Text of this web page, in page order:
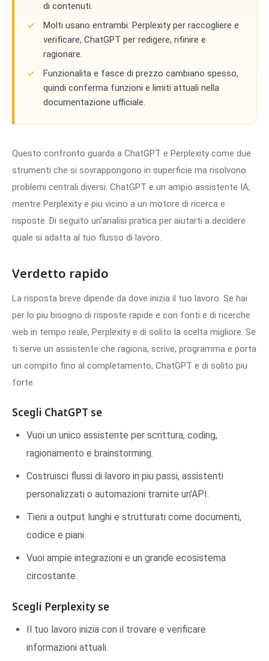
di contenuti.
Molti usano entrambi: Perplexity per raccogliere e
verificare, ChatGPT per redigere, rifinire e
ragionare.
Funzionalita e fasce di prezzo cambiano spesso,
quindi conferma funzioni e limiti attuali nella
documentazione ufficiale.
Questo confronto guarda a ChatGPT e Perplexity come due
strumenti che si sovrappongono in superficie ma risolvono
problemi centrali diversi. ChatGPT e un ampio assistente IA,
mentre Perplexity e piu vicino a un motore di ricerca e
risposte. Di seguito un'analisi pratica per aiutarti a decidere
quale si adatta al tuo flusso di lavoro.
Verdetto rapido
La risposta breve dipende da dove inizia il tuo lavoro. Se hai
per lo piu bisogno di risposte rapide e con fonti e di ricerche
web in tempo reale, Perplexity e di solito la scelta migliore. Se
ti serve un assistente che ragiona, scrive, programma e porta
un compito fino al completamento, ChatGPT e di solito piu
forte.
Scegli ChatGPT se
Vuoi un unico assistente per scrittura, coding,
ragionamento e brainstorming.
Costruisci flussi di lavoro in piu passi, assistenti
personalizzati o automazioni tramite un'API .
Tieni a output lunghi e strutturati come documenti,
codice e piani.
Vuoi ampie integrazioni e un grande ecosistema
circostante.
Scegli Perplexity se
Il tuo lavoro inizia con il trovare e verificare
informazioni attuali.